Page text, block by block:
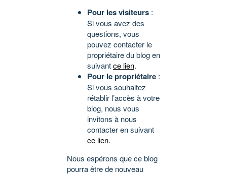
Pour les visiteurs :
Si vous avez des
questions, vous
pouvez contacter le
propriétaire du blog en
suivantce lien.
Pour le propriétaire :
Si vous souhaitez
rétablir l’accès à votre
blog, nous vous
invitons à nous
contacter en suivant
ce lien.
Nous espérons que ce blog
pourra être de nouveau